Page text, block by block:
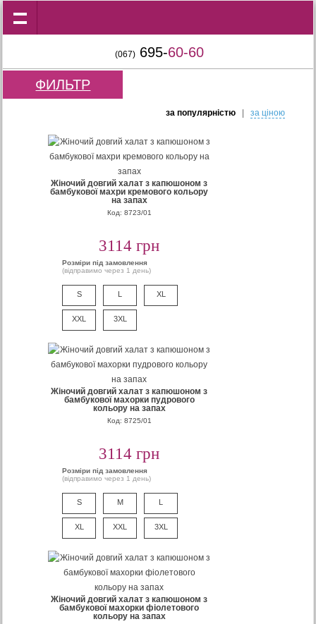
(067) 695-60-60
ФИЛЬТР
за популярнiстю| за цiною
Жіночий довгий халат з капюшоном з
бамбукової махри кремового кольору
на запах
Код: 8723/01
3114 грн
Розміри під замовлення
(відправимо через 1 день)
S L XL
XXL 3XL
Жіночий довгий халат з капюшоном з
бамбукової махорки пудрового
кольору на запах
Код: 8725/01
3114 грн
Розміри під замовлення
(відправимо через 1 день)
S M L
XL XXL 3XL
Жіночий довгий халат з капюшоном з
бамбукової махорки фіолетового
кольору на запах